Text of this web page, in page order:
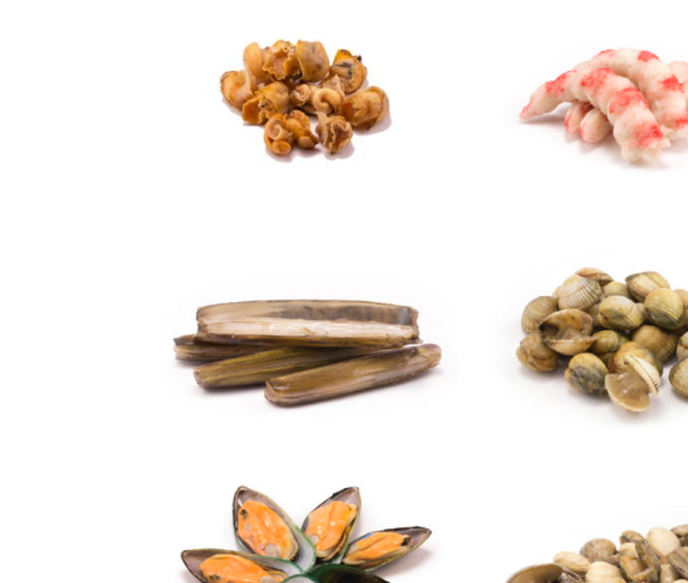
Miolo de Búzio Sereias do Mar
Navalhas Berbigão